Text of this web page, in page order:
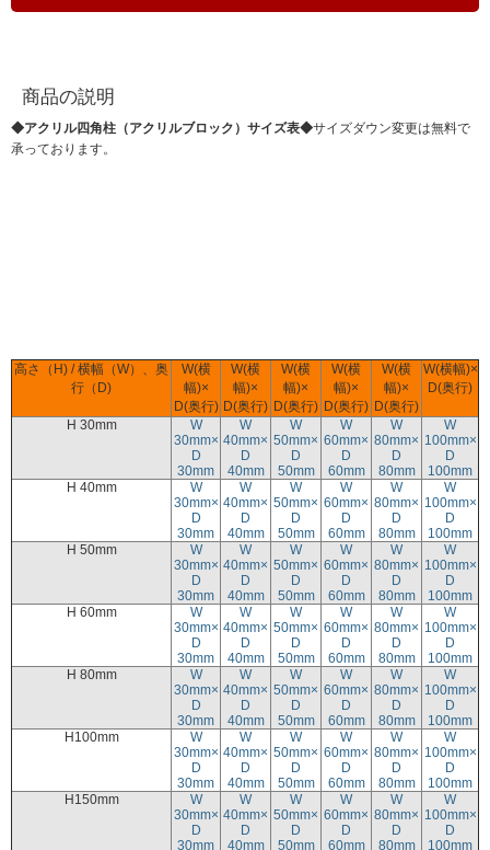
商品の説明
◆アクリル四角柱（アクリルブロック）サイズ表◆サイズダウン変更は無料で
承っております。
高さ（H) / 横幅（W）、奥
行（D)
W(横
幅)×
D(奥行)
W(横
幅)×
D(奥行)
W(横
幅)×
D(奥行)
W(横
幅)×
D(奥行)
W(横
幅)×
D(奥行)
W(横幅)×
D(奥行)
H 30mm
W
30mm×
D
30mm
W
40mm×
D
40mm
W
50mm×
D
50mm
W
60mm×
D
60mm
W
80mm×
D
80mm
W
100mm×
D
100mm
H 40mm
W
30mm×
D
30mm
W
40mm×
D
40mm
W
50mm×
D
50mm
W
60mm×
D
60mm
W
80mm×
D
80mm
W
100mm×
D
100mm
H 50mm
W
30mm×
D
30mm
W
40mm×
D
40mm
W
50mm×
D
50mm
W
60mm×
D
60mm
W
80mm×
D
80mm
W
100mm×
D
100mm
H 60mm
W
30mm×
D
30mm
W
40mm×
D
40mm
W
50mm×
D
50mm
W
60mm×
D
60mm
W
80mm×
D
80mm
W
100mm×
D
100mm
H 80mm
W
30mm×
D
30mm
W
40mm×
D
40mm
W
50mm×
D
50mm
W
60mm×
D
60mm
W
80mm×
D
80mm
W
100mm×
D
100mm
H100mm
W
30mm×
D
30mm
W
40mm×
D
40mm
W
50mm×
D
50mm
W
60mm×
D
60mm
W
80mm×
D
80mm
W
100mm×
D
100mm
H150mm
W
30mm×
D
30mm
W
40mm×
D
40mm
W
50mm×
D
50mm
W
60mm×
D
60mm
W
80mm×
D
80mm
W
100mm×
D
100mm